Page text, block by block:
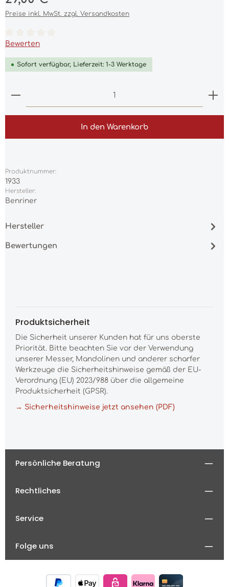
Preise inkl. MwSt. zzgl. Versandkosten
Durchschnittliche Bewertung von 0 von 5 Sternen
Bewerten
Sofort verfügbar, Lieferzeit: 1-3 Werktage
Produkt Anzahl: Gib den gewünschten Wert
In den Warenkorb
Produktnummer:
1933
Hersteller:
Benriner
Hersteller
Bewertungen
Produktsicherheit
Die Sicherheit unserer Kunden hat für uns oberste
Priorität. Bitte beachten Sie vor der Verwendung
unserer Messer, Mandolinen und anderer scharfer
Werkzeuge die Sicherheitshinweise gemäß der EU-
Verordnung (EU) 2023/988 über die allgemeine
Produktsicherheit (GPSR).
→ Sicherheitshinweise jetzt ansehen (PDF)
Persönliche Beratung
Rechtliches
Service
Folge uns